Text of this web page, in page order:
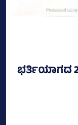
ಭರ್ತಿಯಾಗದ